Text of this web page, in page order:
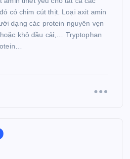
có chim cút thịt. Loại axit amin
dạng các protein nguyên vẹn
khô dầu cải,… Tryptophan